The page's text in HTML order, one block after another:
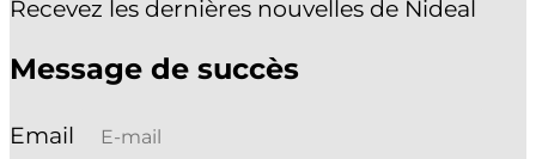
Recevez les dernières nouvelles de Nideal
Message de succès